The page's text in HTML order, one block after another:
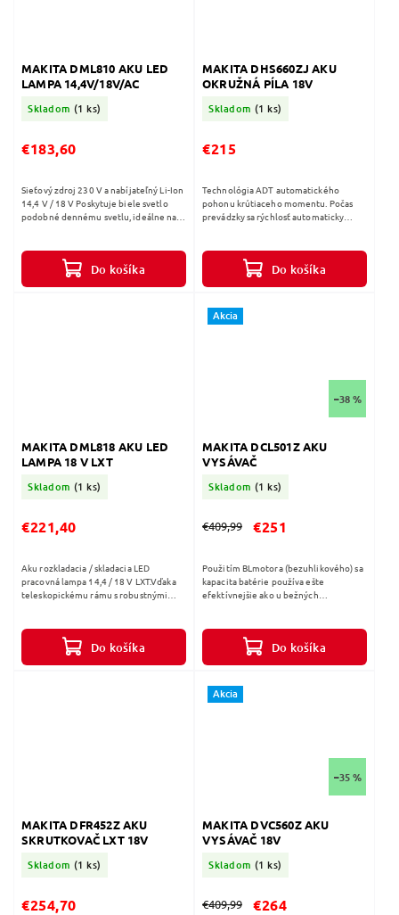
MAKITA DML810 AKU LED
LAMPA 14,4V/18V/AC
Skladom (1 ks)
€183,60
Do košíka
Sieťový zdroj 230 V a nabíjateľný Li-Ion
14,4 V / 18 V Poskytuje biele svetlo
podobné dennému svetlu, ideálne na
MAKITA DHS660ZJ AKU
OKRUŽNÁ PÍLA 18V
Skladom (1 ks)
€215
Do košíka
Technológia ADT automatického
pohonu krútiaceho momentu. Počas
prevádzky sa rýchlosť automaticky
motora...
MAKITA DML818 AKU LED
LAMPA 18 V LXT
Skladom (1 ks)
€221,40
Do košíka
Aku rozkladacia / skladacia LED
pracovná lampa 14,4 / 18 V LXT.Vďaka
teleskopickému rámu s robustnými
Akcia
–38 %
MAKITA DCL501Z AKU
VYSÁVAČ
Skladom (1 ks)
€409,99 €251
Do košíka
Použitím BLmotora (bezuhlikového) sa
kapacita batérie používa ešte
efektívnejšie ako u bežných
Nízky hluk...
MAKITA DFR452Z AKU
SKRUTKOVAČ LXT 18V
Skladom (1 ks)
€254,70
Akcia
–35 %
MAKITA DVC560Z AKU
VYSÁVAČ 18V
Skladom (1 ks)
€409,99 €264